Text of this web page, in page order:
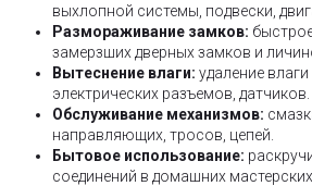
выхлопной системы, подвески,
Размораживание замков:
замерзших дверных замков и
Вытеснение влаги: удаление
электрических разъемов, датчиков.
Обслуживание механизмов:
направляющих, тросов, цепей.
Бытовое использование:
соединений в домашних